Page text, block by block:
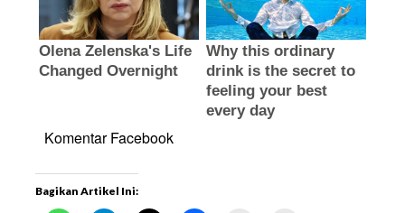
Komentar Facebook
Bagikan Artikel Ini: